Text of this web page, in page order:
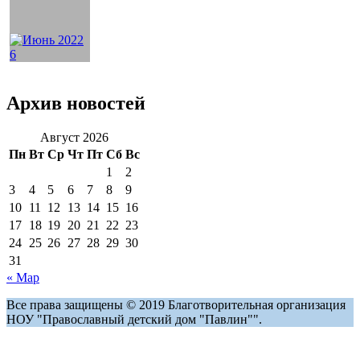
Архив новостей
Август 2026
Пн Вт Ср Чт Пт Сб Вс
1
2
3
4 5 6 7 8
9
10 11 12 13 14 15 16
17 18 19 20 21 22 23
24 25 26 27 28 29 30
31
« Мар
Все права защищены © 2019 Благотворительная организация
НОУ "Православный детский дом "Павлин"".